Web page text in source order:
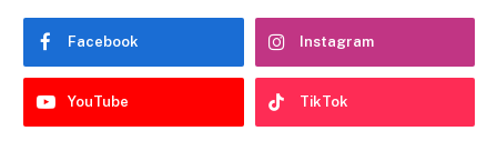
Facebook Instagram
YouTube TikTok